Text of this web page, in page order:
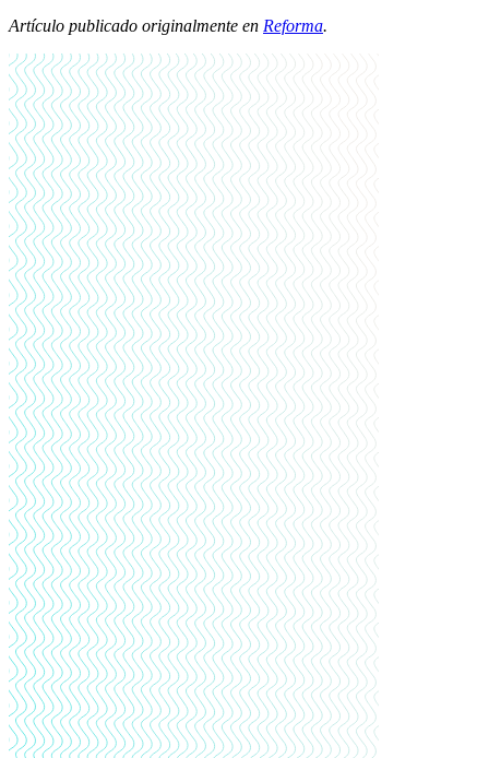
Artículo publicado originalmente en Reforma.